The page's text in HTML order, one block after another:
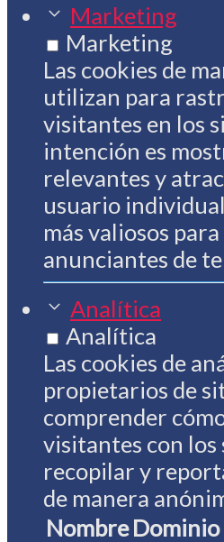
Marketing
Marketing
Las cookies de
utilizan para
visitantes en los
intención es
relevantes y
usuario
más valiosos
anunciantes de
Analítica
Analítica
Las cookies de
propietarios de
comprender
visitantes con los
recopilar y
de manera
Nombre Dominio